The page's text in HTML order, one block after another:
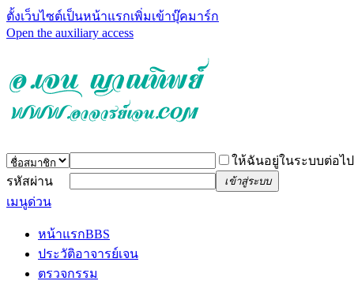
ตั้งเว็บไซต์เป็นหน้าแรกเพิ่มเข้าบุ๊คมาร์ก
Open the auxiliary access
ให้ฉันอยู่ในระบบต่อไป
รหัสผ่าน
เข้าสู่ระบบ
เมนูด่วน
หน้าแรกBBS
ประวัติอาจารย์เจน
ตรวจกรรม